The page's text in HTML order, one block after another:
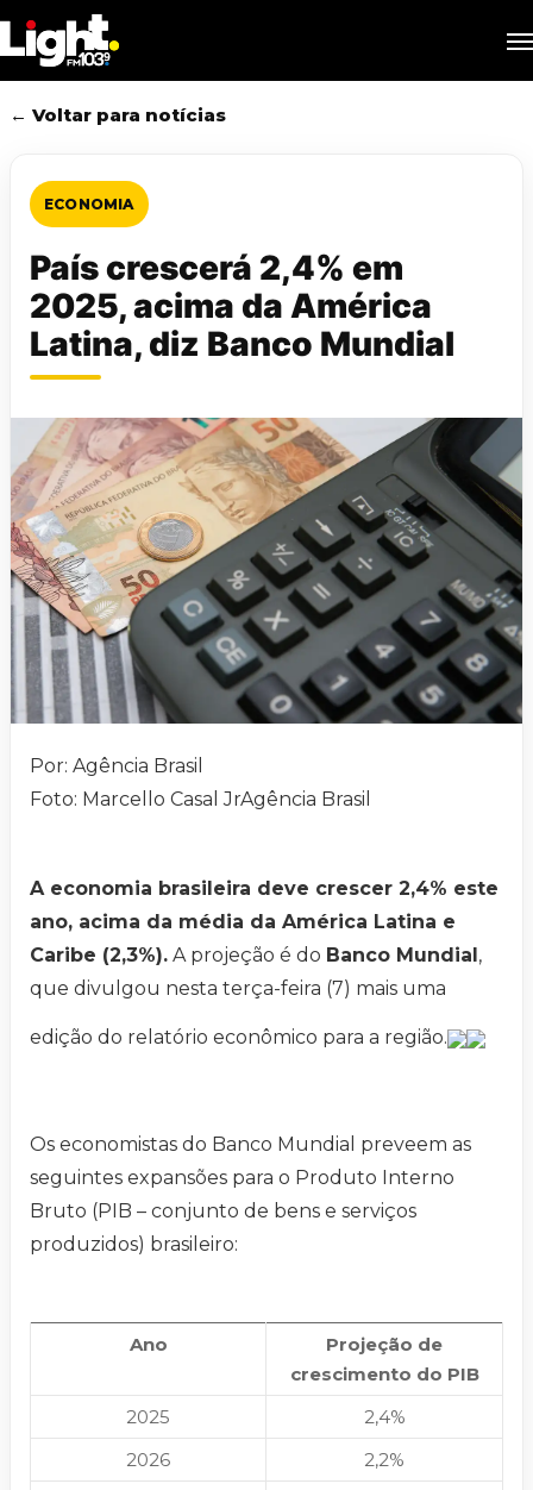
to
main
content
← Voltar para notícias
ECONOMIA
País crescerá 2,4% em
2025, acima da América
Latina, diz Banco Mundial
Por: Agência Brasil
Foto: Marcello Casal JrAgência Brasil
A economia brasileira deve crescer 2,4% este
ano, acima da média da América Latina e
Caribe (2,3%). A projeção é do Banco Mundial ,
que divulgou nesta terça-feira (7) mais uma
edição do relatório econômico para a região.
Os economistas do Banco Mundial preveem as
seguintes expansões para o Produto Interno
Bruto (PIB – conjunto de bens e serviços
produzidos) brasileiro:​
Ano
Projeção de
crescimento do PIB
2025
2,4%
2026
2,2%